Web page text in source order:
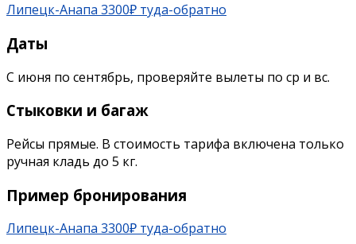
Липецк-Анапа 3300₽ туда-обратно
Даты
С июня по сентябрь, проверяйте вылеты по ср и вс.
Cтыковки и багаж
Рейсы прямые. В стоимость тарифа включена только
ручная кладь до 5 кг.
Пример бронирования
Липецк-Анапа 3300₽ туда-обратно